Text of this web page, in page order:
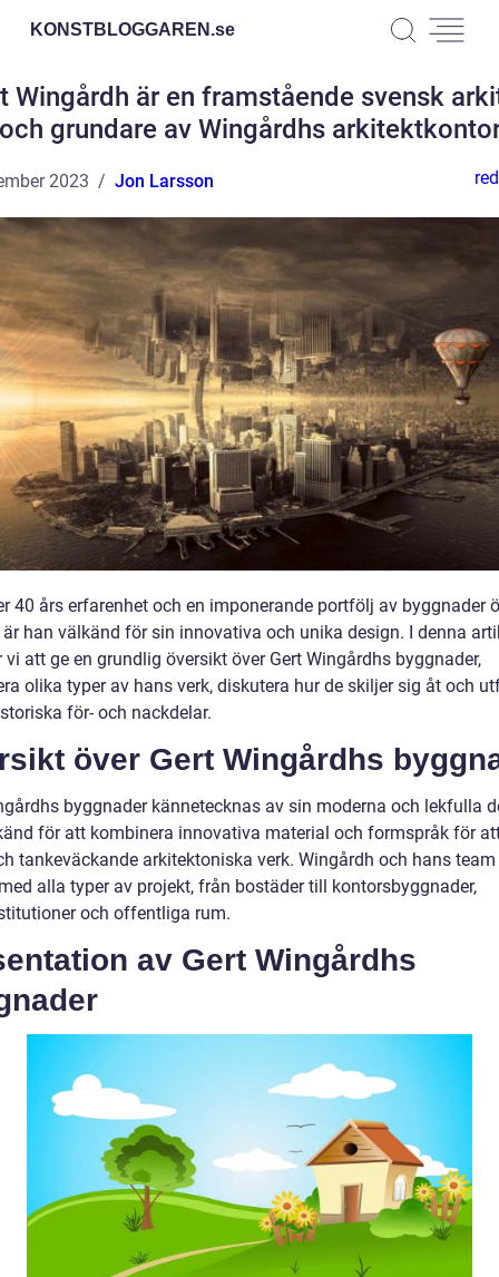
KONSTBLOGGAREN.se
Wingårdh är en framstående svensk
grundare av Wingårdhs
2023 Jon Larsson
40 års erfarenhet och en imponerande portfölj av byggnader
är han välkänd för sin innovativa och unika design. I denna
vi att ge en grundlig översikt över Gert Wingårdhs byggnader,
olika typer av hans verk, diskutera hur de skiljer sig åt och
för- och nackdelar.
över Gert Wingårdhs
byggnader kännetecknas av sin moderna och lekfulla
för att kombinera innovativa material och formspråk för
tankeväckande arkitektoniska verk. Wingårdh och hans
alla typer av projekt, från bostäder till kontorsbyggnader,
och offentliga rum.
av Gert Wingårdhs